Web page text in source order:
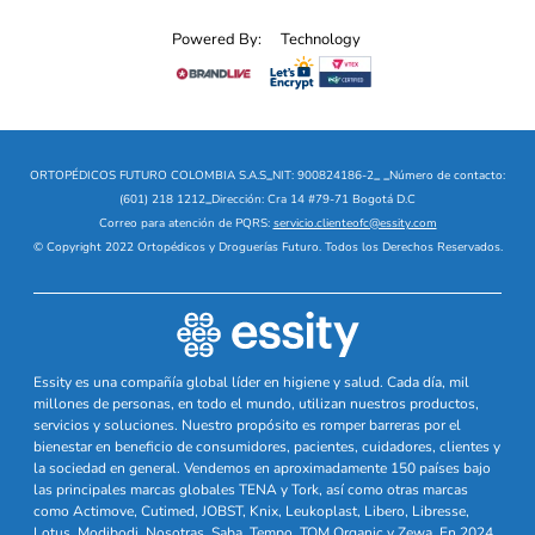
Powered By: Technology
ORTOPÉDICOS FUTURO COLOMBIA S.A.S_NIT: 900824186-2_ _Número de contacto:
(601) 218 1212_Dirección: Cra 14 #79-71 Bogotá D.C
Correo para atención de PQRS: servicio.clienteofc@essity.com
© Copyright 2022 Ortopédicos y Droguerías Futuro. Todos los Derechos Reservados.
Essity es una compañía global líder en higiene y salud. Cada día, mil
millones de personas, en todo el mundo, utilizan nuestros productos,
servicios y soluciones. Nuestro propósito es romper barreras por el
bienestar en beneficio de consumidores, pacientes, cuidadores, clientes y
la sociedad en general. Vendemos en aproximadamente 150 países bajo
las principales marcas globales TENA y Tork, así como otras marcas
como Actimove, Cutimed, JOBST, Knix, Leukoplast, Libero, Libresse,